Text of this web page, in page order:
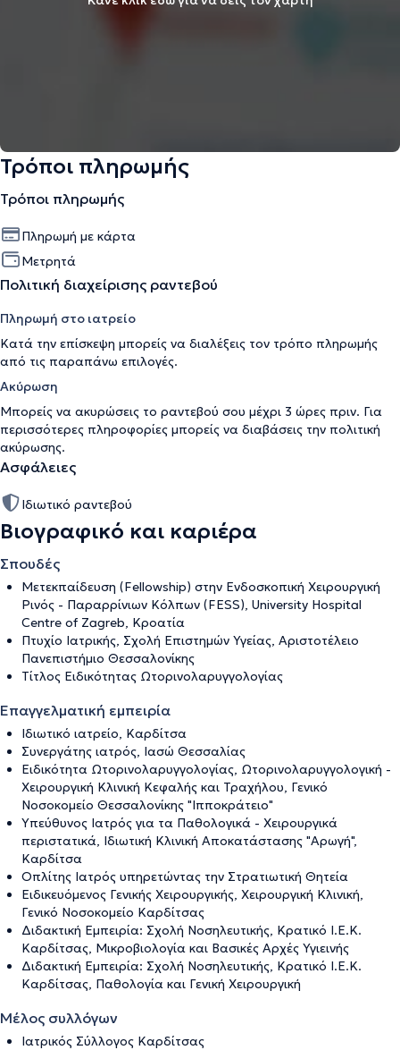
Τρόποι πληρωμής
Τρόποι πληρωμής
Πληρωμή με κάρτα
Μετρητά
Πολιτική διαχείρισης ραντεβού
Πληρωμή στο ιατρείο
Κατά την επίσκεψη μπορείς να διαλέξεις τον τρόπο πληρωμής
από τις παραπάνω επιλογές.
Ακύρωση
Μπορείς να ακυρώσεις το ραντεβού σου μέχρι 3 ώρες πριν. Για
περισσότερες πληροφορίες μπορείς να διαβάσεις την πολιτική
ακύρωσης.
Ασφάλειες
Ιδιωτικό ραντεβού
Βιογραφικό και καριέρα
Σπουδές
Μετεκπαίδευση (Fellowship) στην Ενδοσκοπική Χειρουργική
Ρινός - Παραρρίνιων Κόλπων (FESS), University Hospital
Centre of Zagreb, Κροατία
Πτυχίο Ιατρικής, Σχολή Επιστημών Υγείας, Αριστοτέλειο
Πανεπιστήμιο Θεσσαλονίκης
Τίτλος Ειδικότητας Ωτορινολαρυγγολογίας
Επαγγελματική εμπειρία
Ιδιωτικό ιατρείο, Καρδίτσα
Συνεργάτης ιατρός, Ιασώ Θεσσαλίας
Ειδικότητα Ωτορινολαρυγγολογίας, Ωτορινολαρυγγολογική -
Χειρουργική Κλινική Κεφαλής και Τραχήλου, Γενικό
Νοσοκομείο Θεσσαλονίκης "Ιπποκράτειο"
Υπεύθυνος Ιατρός για τα Παθολογικά - Χειρουργικά
περιστατικά, Ιδιωτική Κλινική Αποκατάστασης "Αρωγή",
Καρδίτσα
Οπλίτης Ιατρός υπηρετώντας την Στρατιωτική Θητεία
Ειδικευόμενος Γενικής Χειρουργικής, Χειρουργική Κλινική,
Γενικό Νοσοκομείο Καρδίτσας
Διδακτική Εμπειρία: Σχολή Νοσηλευτικής, Κρατικό Ι.Ε.Κ.
Καρδίτσας, Μικροβιολογία και Βασικές Αρχές Υγιεινής
Διδακτική Εμπειρία: Σχολή Νοσηλευτικής, Κρατικό Ι.Ε.Κ.
Καρδίτσας, Παθολογία και Γενική Χειρουργική
Μέλος συλλόγων
Ιατρικός Σύλλογος Καρδίτσας